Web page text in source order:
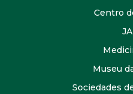
Centro
Museu
Sociedades